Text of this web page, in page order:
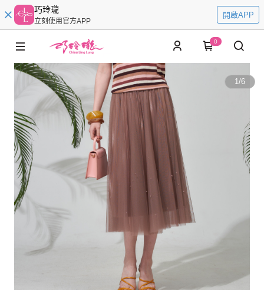
巧玲瓏
立刻使用官方APP
開啟APP
0
1/6